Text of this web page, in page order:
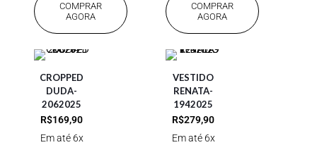
COMPRAR
AGORA
COMPRAR
AGORA
CROPPED
DUDA-
2062025
R$169,90
Em até 6x
VESTIDO
RENATA-
1942025
R$279,90
Em até 6x